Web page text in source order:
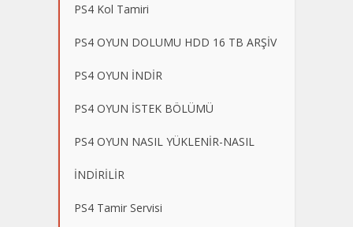
PS4 Kol Tamiri
PS4 OYUN DOLUMU HDD 16 TB ARŞİV
PS4 OYUN İNDİR
PS4 OYUN İSTEK BÖLÜMÜ
PS4 OYUN NASIL YÜKLENİR-NASIL
İNDİRİLİR
PS4 Tamir Servisi